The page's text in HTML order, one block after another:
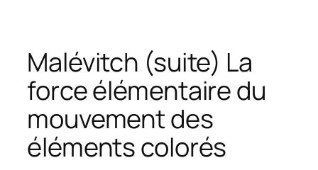
Malévitch (suite) La
force élémentaire du
mouvement des
éléments colorés